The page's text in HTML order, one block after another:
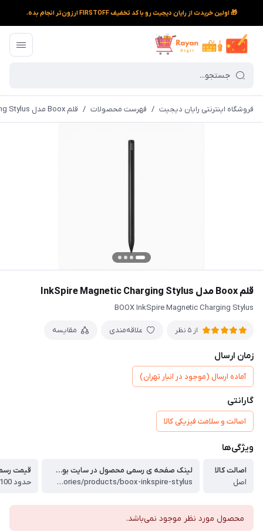
🎁 اولین خریدت از رایان دیجیت رو با کد تخفیف FIRSTOFF ارزون‌تر انجام بده.
فروشگاه اینترنتی رایان دیجیت / فهرست محصولات / قلم Boox مدل InkSpire Magnetic Charging Stylus
قلم Boox مدل InkSpire Magnetic Charging Stylus
BOOX InkSpire Magnetic Charging Stylus
از 5 نظر علاقه‌مندی مقایسه
زمان ارسال
آماده ارسال (موجود در انبار تهران)
گارانتی
اصالت و سلامت فیزیکی کالا
ویژگی‌ها
اصالت کالا
اصل
لینک صفحه ی رسمی محصول در سایت بوکس (لینک را کپی و در نوار مرورگر Paste کنید.)
https://shop.boox.com/collections/accessories/products/boox-inkspire-stylus
قیمت
حدود 100 دلار
محصول مورد نظر موجود نمی‌باشد.